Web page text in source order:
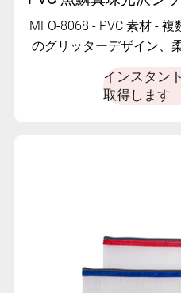
MFO-8068 - PVC 素材 -
のグリッターデザイン、
インスタン
取得します